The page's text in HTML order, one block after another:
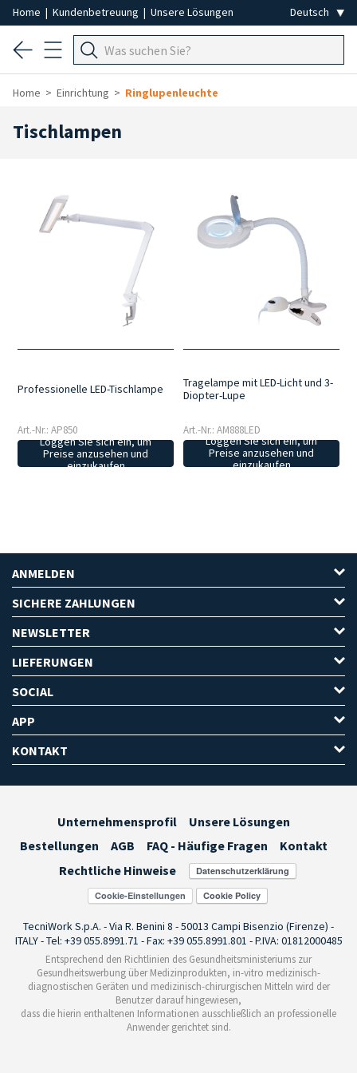
Home | Kundenbetreuung | Unsere Lösungen
Home Einrichtung Ringlupenleuchte
Tischlampen
Professionelle LED-Tischlampe
Art.-Nr.: AP850
Loggen Sie sich ein, um
Preise anzusehen und
einzukaufen
Tragelampe mit LED-Licht und 3-
Diopter-Lupe
Art.-Nr.: AM888LED
Loggen Sie sich ein, um
Preise anzusehen und
einzukaufen
ANMELDEN
SICHERE ZAHLUNGEN
NEWSLETTER
LIEFERUNGEN
SOCIAL
APP
KONTAKT
Unternehmensprofil
Unsere Lösungen
Bestellungen
AGB FAQ - Häufige Fragen
Kontakt
Rechtliche Hinweise
Cookie-Einstellungen
TecniWork S.p.A. - Via R. Benini 8 - 50013 Campi Bisenzio (Firenze) -
ITALY - Tel: +39 055.8991.71 - Fax: +39 055.8991.801 - P.IVA: 01812000485
Entsprechend den Richtlinien des Gesundheitsministeriums zur
Gesundheitswerbung über Medizinprodukten, in-vitro medizinisch-
diagnostischen Geräten und medizinisch-chirurgischen Mitteln wird der
Benutzer darauf hingewiesen,
dass die hierin enthaltenen Informationen ausschließlich an professionelle
Anwender gerichtet sind.